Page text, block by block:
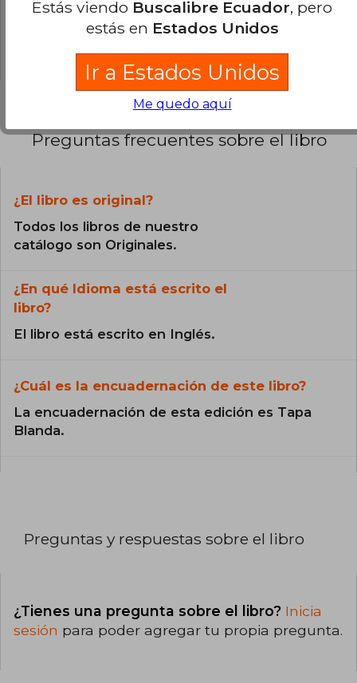
0% (0)
Preguntas frecuentes sobre el libro
¿El libro es original?
Todos los libros de nuestro
catálogo son Originales.
¿En qué Idioma está escrito el
libro?
El libro está escrito en Inglés.
¿Cuál es la encuadernación de este libro?
La encuadernación de esta edición es Tapa
Blanda.
Preguntas y respuestas sobre el libro
¿Tienes una pregunta sobre el libro? Inicia
sesión para poder agregar tu propia pregunta.
Estás viendo Buscalibre Ecuador, pero
estás en Estados Unidos
Ir a Estados Unidos
Me quedo aquí